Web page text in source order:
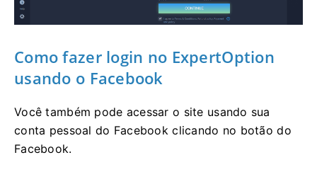
Como fazer login no ExpertOption
usando o Facebook
Você também pode acessar o site usando sua
conta pessoal do Facebook clicando no botão do
Facebook.